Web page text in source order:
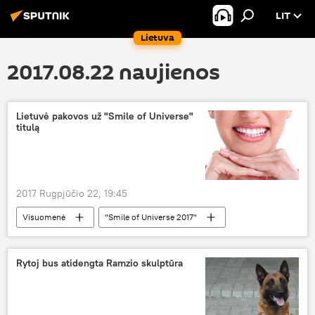
Lietuva
LIT
2017.08.22 naujienos
Lietuvė pakovos už "Smile of Universe"
titulą
2017 Rugpjūčio 22, 19:45
Visuomenė
"Smile of Universe 2017"
konkursas
šypsena
Rytoj bus atidengta Ramzio skulptūra